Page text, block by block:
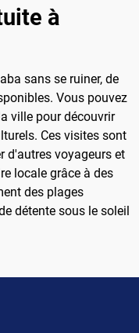
à
sans se ruiner, de
Vous pouvez
ville pour découvrir
Ces visites sont
d'autres voyageurs et
locale grâce à des
des plages
détente sous le soleil